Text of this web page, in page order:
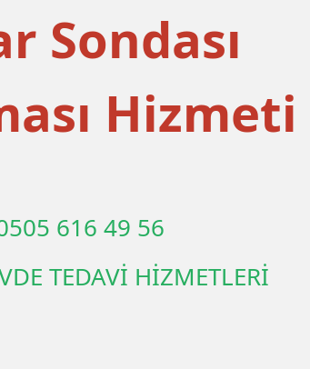
Sondası
Hizmeti
616 49 56
TEDAVİ HİZMETLERİ